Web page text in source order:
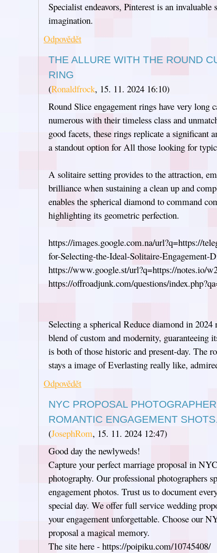
Specialist endeavors, Pinterest is an
imagination.
Odpovědět
THE ALLURE WITH THE ROUND
RING
(Ronaldfrock, 15. 11. 2024 16:10)
Round Slice engagement rings have very long
numerous with their timeless class and
good facets, these rings replicate a significant
a standout option for All those looking for
A solitaire setting provides to the attraction,
brilliance when sustaining a clean up and
enables the spherical diamond to command
highlighting its geometric perfection.
https://images.google.com.na/url?q=https://
for-Selecting-the-Ideal-Solitaire-Engagement-
https://www.google.st/url?q=https://notes.io/
https://offroadjunk.com/questions/
Selecting a spherical Reduce diamond in 2024
blend of custom and modernity, guaranteeing
is both of those historic and present-day. The
stays a image of Everlasting really like,
Odpovědět
NYC PROPOSAL
ROMANTIC ENGAGEMENT
(JosephRom, 15. 11. 2024 12:47)
Good day the newlyweds!
Capture your perfect marriage proposal in
photography. Our professional photographers
engagement photos. Trust us to document
special day. We offer full service wedding
your engagement unforgettable. Choose our
proposal a magical memory.
The site here - https://poipiku.com/10745408/